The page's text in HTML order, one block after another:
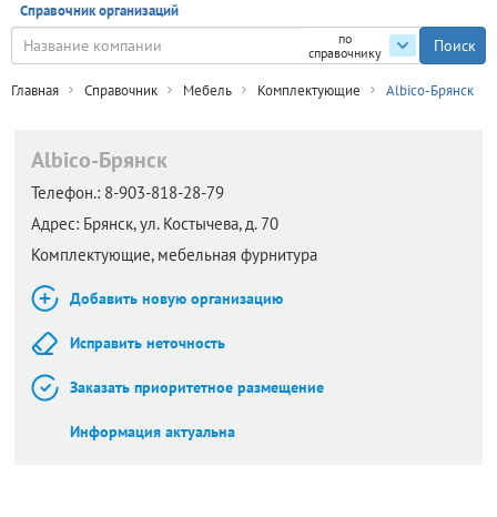
Справочник организаций
по
справочнику
Главная Справочник Мебель Комплектующие Albico-Брянск
Albico-Брянск
Телефон.: 8-903-818-28-79
Адрес: Брянск,ул. Костычева, д. 70
Комплектующие, мебельная фурнитура
Добавить новую организацию
Исправить неточность
Заказать приоритетное размещение
Информация актуальна